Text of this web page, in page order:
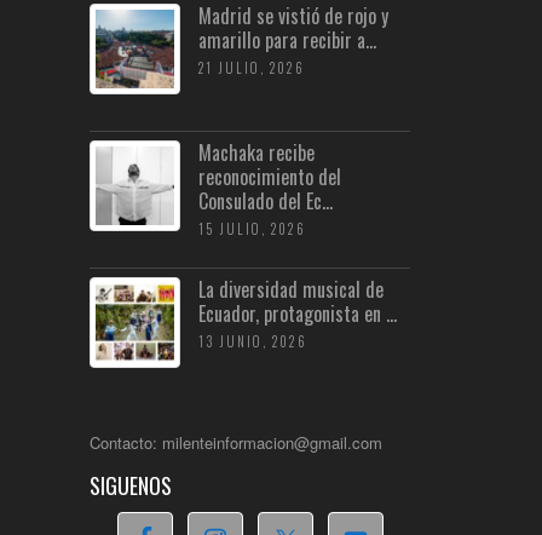
Madrid se vistió de rojo y
amarillo para recibir a...
21 JULIO, 2026
Machaka recibe
reconocimiento del
Consulado del Ec...
15 JULIO, 2026
La diversidad musical de
Ecuador, protagonista en ...
13 JUNIO, 2026
Contacto: milenteinformacion@gmail.com
SIGUENOS